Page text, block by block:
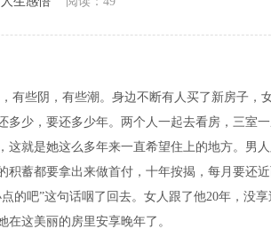
些阴，有些潮。身边不断有人买了新房子，
少，要还多少年。两个人一起去看房，三室一
就是她这么多年来一直希望住上的地方。男
蓄都要拿出来做首付，十年按揭，每月要还
的吧”这句话咽了回去。女人跟了他20年，没
在这美丽的房里安享晚年了。